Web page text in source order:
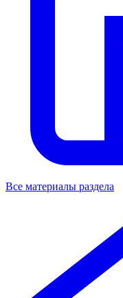
Все материалы раздела